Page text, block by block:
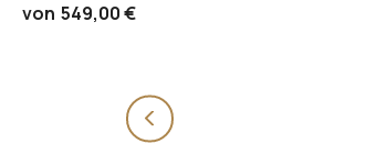
von 549,00 €